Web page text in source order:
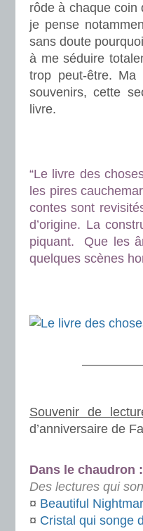
rôde à chaque coin
je pense
sans doute
à me séduire
trop peut-être. Ma
souvenirs, cette
livre.
“Le livre des
les pires
contes sont
d’origine. La
piquant. Que les
quelques scènes
Souvenir de
d’anniversaire de
Dans le chaudron :
Des lectures qui
¤ Beautiful
¤ Cristal qui songe